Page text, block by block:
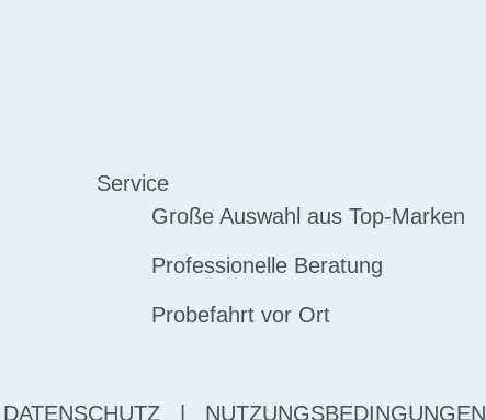
Service
Große Auswahl aus Top-Marken
Professionelle Beratung
Probefahrt vor Ort
DATENSCHUTZ NUTZUNGSBEDINGUNGEN